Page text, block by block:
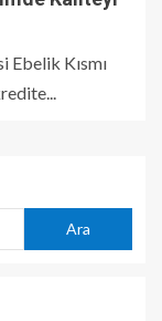
Ebelik Kısmı
Ara